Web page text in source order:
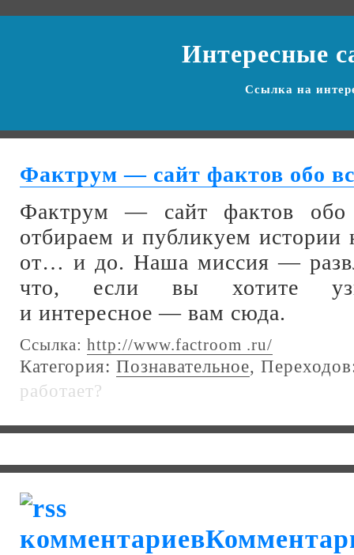
Интересные
Ссылка на
Фактрум — сайт фактов обо
Фактрум — сайт фактов
отбираем и публикуем
от… и до. Наша миссия —
что, если вы хотите
и интересное — вам сюда.
Ссылка: http://www.factroom .ru/
Категория: Познавательное,
работает?